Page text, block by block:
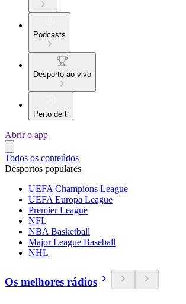
Podcasts
Desporto ao vivo
Perto de ti
Abrir o app
Todos os conteúdos
Desportos populares
UEFA Champions League
UEFA Europa League
Premier League
NFL
NBA Basketball
Major League Baseball
NHL
Os melhores rádios